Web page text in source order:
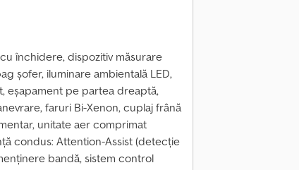
închidere, dispozitiv măsurare
șofer, iluminare ambientală LED,
eșapament pe partea dreaptă,
faruri Bi-Xenon, cuplaj frână
unitate aer comprimat
condus: Attention-Assist (detecție
bandă, sistem control